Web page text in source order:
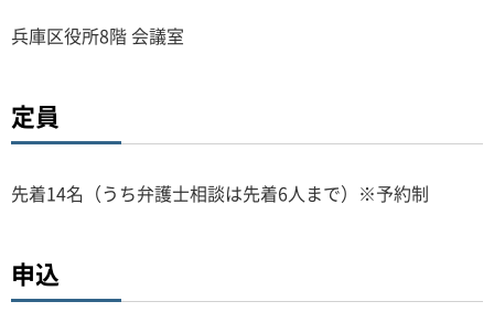
兵庫区役所8階 会議室
定員
先着14名（うち弁護士相談は先着6人まで）※予約制
申込